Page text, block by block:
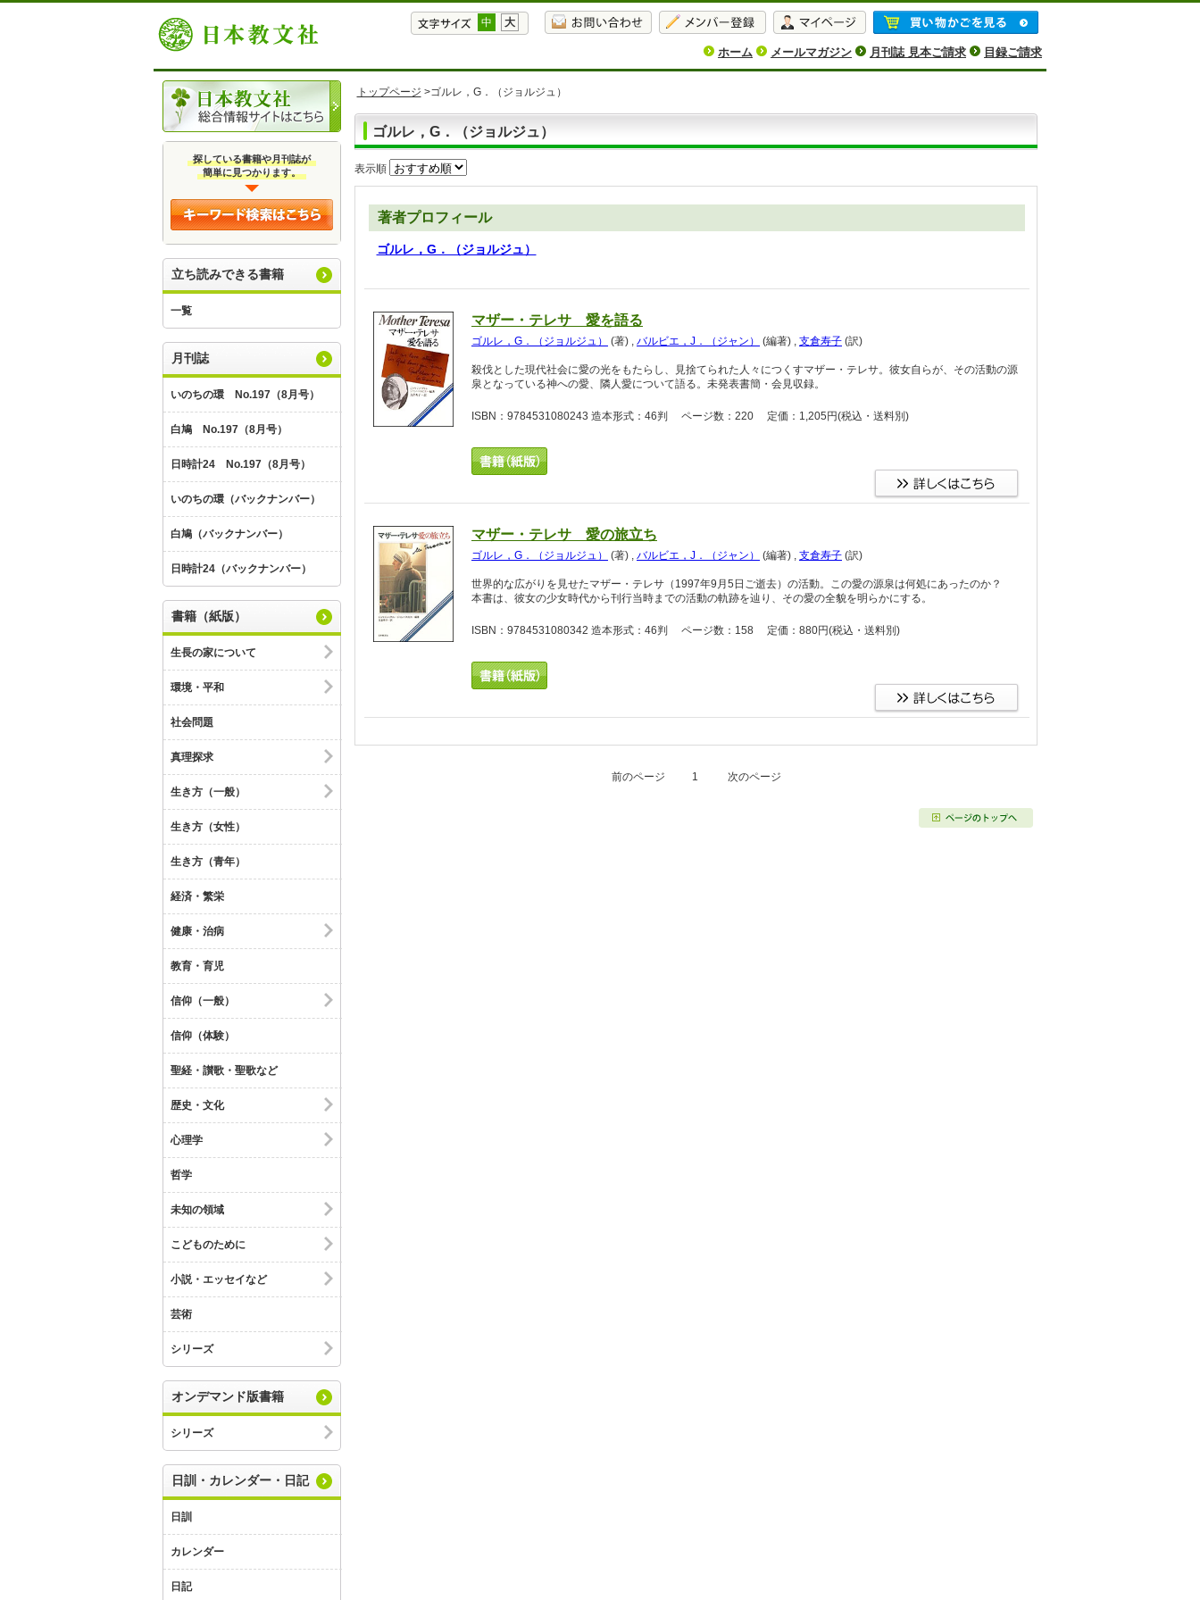
中 大
ホーム メールマガジン 月刊誌 見本ご請求 目録ご請求
探している書籍や月刊誌が
簡単に見つかります。
立ち読みできる書籍
一覧
月刊誌
いのちの環 No.197（8月号）
白鳩 No.197（8月号）
日時計24 No.197（8月号）
いのちの環（バックナンバー）
白鳩（バックナンバー）
日時計24（バックナンバー）
書籍（紙版）
生長の家について
環境・平和
社会問題
真理探求
生き方（一般）
生き方（女性）
生き方（青年）
経済・繁栄
健康・治病
教育・育児
信仰（一般）
信仰（体験）
聖経・讃歌・聖歌など
歴史・文化
心理学
哲学
未知の領域
こどものために
小説・エッセイなど
芸術
シリーズ
オンデマンド版書籍
シリーズ
日訓・カレンダー・日記
日訓
カレンダー
日記
トップページ >ゴルレ，G．（ジョルジュ）
ゴルレ，G．（ジョルジュ）
表示順
著者プロフィール
ゴルレ，G．（ジョルジュ）
マザー・テレサ 愛を語る
ゴルレ，G．（ジョルジュ） (著) , バルビエ，J．（ジャン） (編著) , 支倉寿子 (訳)
殺伐とした現代社会に愛の光をもたらし、見捨てられた人々につくすマザー・テレサ。彼女自らが、その活動の源
泉となっている神への愛、隣人愛について語る。未発表書簡・会見収録。
ISBN：9784531080243 造本形式：46判 ページ数：220 定価：1,205円(税込・送料別)
マザー・テレサ 愛の旅立ち
ゴルレ，G．（ジョルジュ） (著) , バルビエ，J．（ジャン） (編著) , 支倉寿子 (訳)
世界的な広がりを見せたマザー・テレサ（1997年9月5日ご逝去）の活動。この愛の源泉は何処にあったのか？
本書は、彼女の少女時代から刊行当時までの活動の軌跡を辿り、その愛の全貌を明らかにする。
ISBN：9784531080342 造本形式：46判 ページ数：158 定価：880円(税込・送料別)
前のページ 1 次のページ